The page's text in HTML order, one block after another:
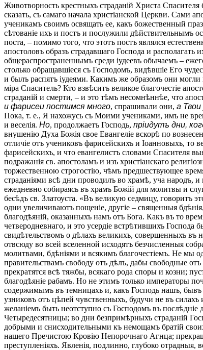
Животворность крестныхъ страданій Христа
сказать, съ самаго начала христіанской Церкви. Сами
ученикамъ своимъ освящать ее, какъ божественный
сѣтованіе ихъ и постъ и послужили дѣйствительнымъ
поста, – помимо того, что этотъ постъ являлся
апостоловъ образъ страдавшаго Господа и
общераспространеннымъ среди іудеевъ обычаемъ –
столько обращавшіеся съ Господомъ, видѣвшіе Его
и былъ распятъ іудеями. Какимъ же образомъ они могли
міра Спаситель? Кто взвѣситъ великое благочестіе
страданій и смерти, – и это тѣмъ несомнѣннѣе, что
и фарисеи постимся много, спрашивали они, а
Пока, т. е., Я нахожусь съ Моими учениками, имъ не
и веселія. Но, продолжаетъ Господь, пріидутъ дни,
внушенію Духа Божія свое Евангеліе вскорѣ по
отличіе отъ учениковъ фарисейскихъ и Іоанновыхъ, то
фарисейскихъ, и что евангелистъ словами Спасителя
подражанія св. апостоламъ и изъ христіанскаго
торжественною строгостію, чѣмъ предшествующее
страданіями всѣ дни проводилъ во храмѣ, уча народъ,
ежедневно собираясь въ храмъ Божій для молитвы и
бесѣдъ св. Златоуста. «Въ великую седмицу, говоритъ
одни увеличиваютъ пощеніе, другіе – священныя
благодѣяній, оказанныхъ намъ отъ Бога. Какъ въ то
четверодневнаго, и это усердіе встрѣтившихъ Господа
свидѣтельствомъ о дѣлахъ великихъ, совершенныхъ въ
отвсюду во всей вселенной исходятъ безчисленныя
молитвами, бдѣніями и всякимъ благочестіемъ. Не мы
правительствамъ свободу отъ дѣлъ, дабы свободные
прекратятся всѣ тяжбы, всякаго рода споры и козни;
благодѣяніе рабамъ. Но не этимъ только императоры
содержимымъ въ темницахъ и, какъ Господь нашъ, бывъ
узниковъ отъ цѣпей чувственныхъ, будучи не въ
желаніемъ быть неотступно съ Господомъ въ
Четыредесятницы; во дни безпримѣрныхъ страданій
добрыми и снисходительными къ немощамъ братій
нашего Пречистою Кровію Непорочнаго Агнца;
преступленіяхъ. Явленія, подлинно, глубоко